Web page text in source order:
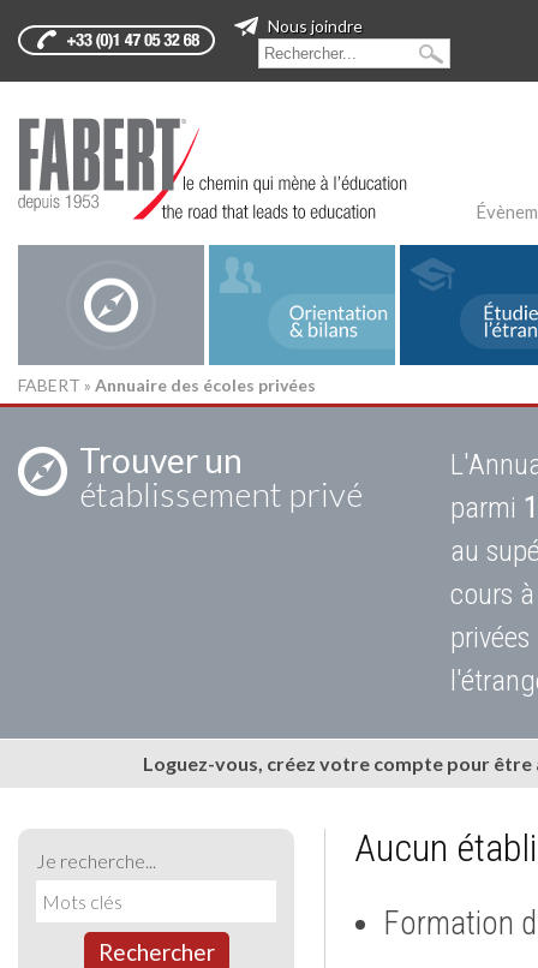
Nous joindre
FABERT » Annuaire des écoles privées
Trouver un
établissement privé
parmi
au
cours
Loguez-vous, créez votre compte pour
Je recherche...
Rechercher
Aucun
Formation